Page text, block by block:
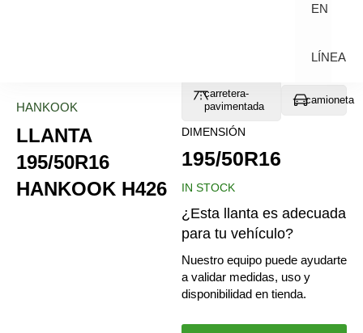
EN
LÍNEA
HANKOOK
LLANTA
195/50R16
HANKOOK H426
carretera-
pavimentada
camioneta
DIMENSIÓN
195/50R16
IN STOCK
¿Esta llanta es adecuada
para tu vehículo?
Nuestro equipo puede ayudarte
a validar medidas, uso y
disponibilidad en tienda.